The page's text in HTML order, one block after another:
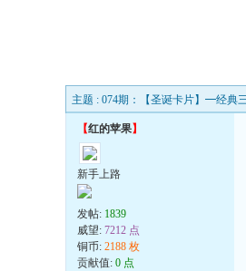
主题 : 074期：【圣诞卡片】━经典
【红的苹果】
新手上路
发帖: 1839
威望: 7212 点
铜币: 2188 枚
贡献值: 0 点